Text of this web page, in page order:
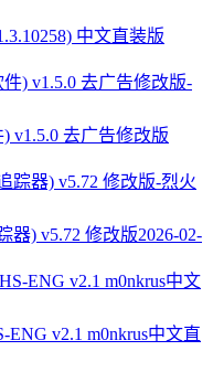
中文直装版
v1.5.0 去广告修改版
器) v5.72 修改版2026-02-
ENG v2.1 m0nkrus中文直